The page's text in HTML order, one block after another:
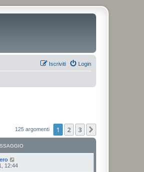
Login
Iscriviti
125 argomenti 1 2 3
12:44